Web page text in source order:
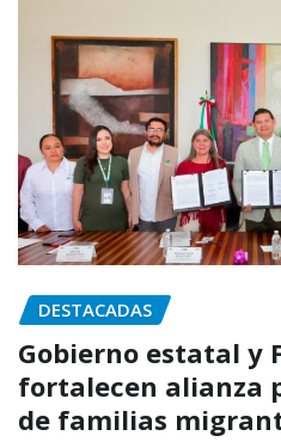
DESTACADAS
Gobierno estatal y
fortalecen alianza
de familias